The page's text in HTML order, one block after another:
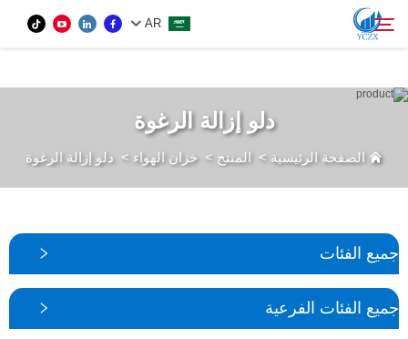
var images = document.getElementsByTagName('img'); for (var i = 0; i <
images.length; i++) { if (!images[i].getAttribute('alt')) { images[i].setAttribute('alt', ''); } }
AR
من نحن
اتصل بنا
دلو إزالة الرغوة
الصفحة الرئيسية > المنتج >خزان الهواء > دلو إزالة الرغوة
جميع الفئات
جميع الفئات الفرعية